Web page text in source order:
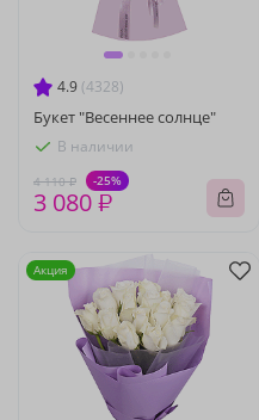
4.9 (4328)
Букет "Весеннее солнце"
В наличии
4 110 ₽ -25%
3 080 ₽
Акция